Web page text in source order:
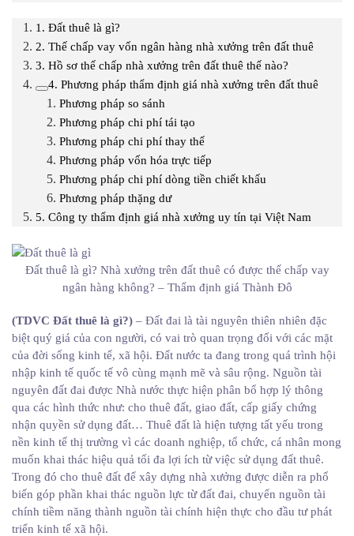
1. Đất thuê là gì?
2. Thế chấp vay vốn ngân hàng nhà xưởng trên đất thuê
3. Hồ sơ thế chấp nhà xưởng trên đất thuê thế nào?
4. Phương pháp thẩm định giá nhà xưởng trên đất thuê
Phương pháp so sánh
Phương pháp chi phí tái tạo
Phương pháp chi phí thay thế
Phương pháp vốn hóa trực tiếp
Phương pháp chi phí dòng tiền chiết khấu
Phương pháp thặng dư
5. Công ty thẩm định giá nhà xưởng uy tín tại Việt Nam
Đất thuê là gì? Nhà xưởng trên đất thuê có được thế chấp vay
ngân hàng không? – Thẩm định giá Thành Đô
(TDVC Đất thuê là gì?) – Đất đai là tài nguyên thiên nhiên đặc
biệt quý giá của con người, có vai trò quan trọng đối với các mặt
của đời sống kinh tế, xã hội. Đất nước ta đang trong quá trình hội
nhập kinh tế quốc tế vô cùng mạnh mẽ và sâu rộng. Nguồn tài
nguyên đất đai được Nhà nước thực hiện phân bổ hợp lý thông
qua các hình thức như: cho thuê đất, giao đất, cấp giấy chứng
nhận quyền sử dụng đất… Thuê đất là hiện tượng tất yếu trong
nền kinh tế thị trường vì các doanh nghiệp, tổ chức, cá nhân mong
muốn khai thác hiệu quả tối đa lợi ích từ việc sử dụng đất thuê.
Trong đó cho thuê đất để xây dựng nhà xưởng được diễn ra phổ
biến góp phần khai thác nguồn lực từ đất đai, chuyển nguồn tài
chính tiềm năng thành nguồn tài chính hiện thực cho đầu tư phát
triển kinh tế xã hội.